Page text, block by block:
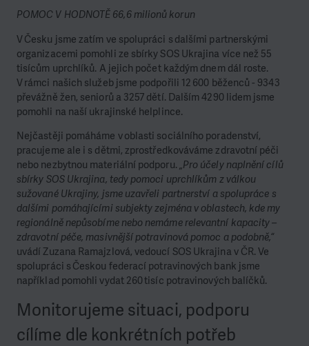
POMOC V HODNOTĚ 66,6 milionů korun
V Česku jsme zatím ve spolupráci s dalšími partnerskými
organizacemi pomohli ze sbírky SOS Ukrajina více než 55
tisícům uprchlíků. A jejich počet každým dnem dál roste.
V rámci našich služeb jsme podpořili 12 600 běženců - 9343
převážně žen, seniorů a 3257 dětí. Dalším 4290 lidem jsme
pomohli na naší ukrajinské helplince.
Nejčastěji pomáháme v oblasti sociálního poradenství,
pracujeme ale i s dětmi, zprostředkováváme zdravotní péči
nebo nezbytnou materiální podporu. „Pro účely naplnění cílů
sbírky SOS Ukrajina, tedy pomoci uprchlíkům z válkou
sužované Ukrajiny, jsme uzavřeli partnerství a spolupráce s
dalšími pomáhajícími subjekty zejména v oblastech, kde my
regionálně nepůsobíme nebo nemáme relevantní kapacity –
zdravotní péče, masivnější potravinová pomoc a podobně,“
uvádí Zuzana Ramajzlová, vedoucí SOS Ukrajina v ČR. Ve
spolupráci s Českou federací potravinových bank jsme
například pomohli vydat 260 tisíc potravinových balíčků.
Monitorujeme situaci, podporu
cílíme dle konkrétních potřeb